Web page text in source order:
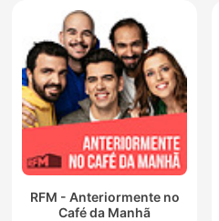
RFM - Anteriormente no
Café da Manhã